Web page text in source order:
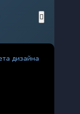
дизайна